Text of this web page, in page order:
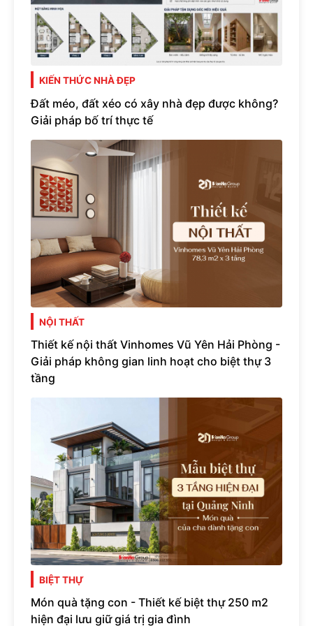
KIẾN THỨC NHÀ ĐẸP
Đất méo, đất xéo có xây nhà đẹp được không?
Giải pháp bố trí thực tế
NỘI THẤT
Thiết kế nội thất Vinhomes Vũ Yên Hải Phòng -
Giải pháp không gian linh hoạt cho biệt thự 3
tầng
BIỆT THỰ
Món quà tặng con - Thiết kế biệt thự 250 m2
hiện đại lưu giữ giá trị gia đình